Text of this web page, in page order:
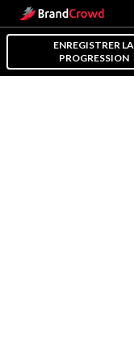
ENREGISTRER LA
PROGRESSION